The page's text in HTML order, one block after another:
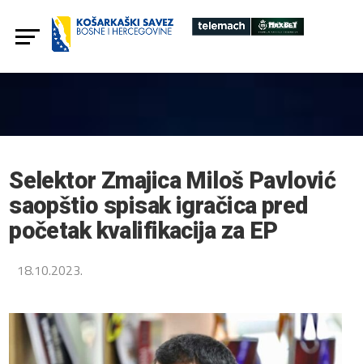
Selektor Zmajica Miloš Pavlović
saopštio spisak igračica pred
početak kvalifikacija za EP
18.10.2023.